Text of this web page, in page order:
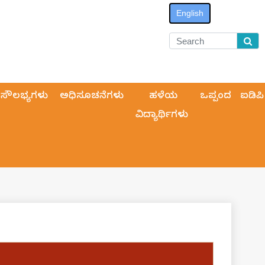
English
ಸೌಲಭ್ಯಗಳು ಅಧಿಸೂಚನೆಗಳು
ಹಳೆಯ
ವಿದ್ಯಾರ್ಥಿಗಳು
ಒಪ್ಪಂದ ಐಡಿಪಿ